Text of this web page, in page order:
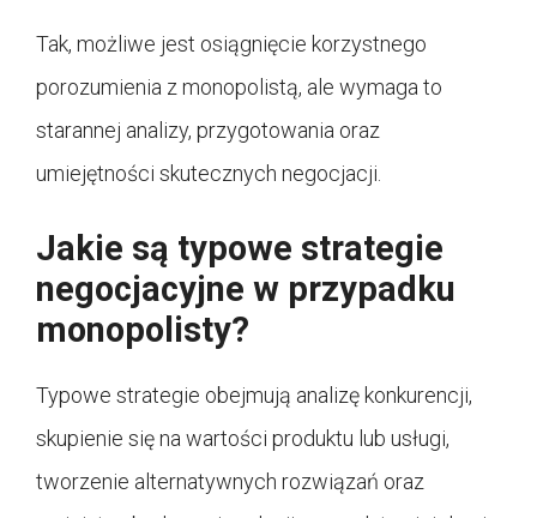
Tak, możliwe jest osiągnięcie korzystnego
porozumienia z monopolistą, ale wymaga to
starannej analizy, przygotowania oraz
umiejętności skutecznych negocjacji.
Jakie są typowe strategie
negocjacyjne w przypadku
monopolisty?
Typowe strategie obejmują analizę konkurencji,
skupienie się na wartości produktu lub usługi,
tworzenie alternatywnych rozwiązań oraz